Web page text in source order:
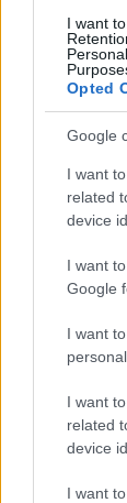
I want
Opted
Google
I want
related
device
I want
Google
I want
I want
related
device
I want
ΡΟΗ
08/08/2026
Δείπνο
«Αντίο»
Ουρμπίνο
06/08/2026
Το πάλεψε